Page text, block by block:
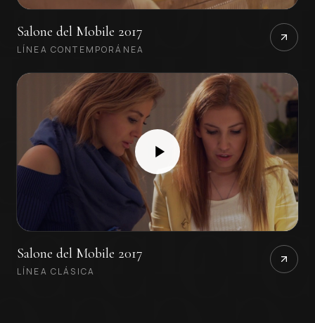
Salone del Mobile 2017
LÍNEA CONTEMPORÁNEA
Salone del Mobile 2017
LÍNEA CLÁSICA